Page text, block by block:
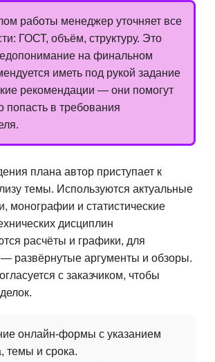
работы менеджер уточняет все
ГОСТ, объём, структуру. Это
на финальном
иметь под рукой задание
рекомендации — они помогут
попасть в требования
плана автор приступает к
темы. Используются актуальные
монографии и статистические
дисциплин
расчёты и графики, для
развёрнутые аргументы и обзоры.
с заказчиком, чтобы
онлайн-формы с указанием
темы и срока.